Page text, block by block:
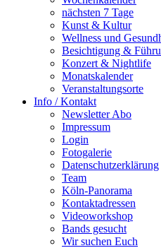
nächsten 7 Tage
Kunst & Kultur
Wellness und
Besichtigung &
Konzert & Nightlife
Monatskalender
Veranstaltungsorte
Info / Kontakt
Newsletter Abo
Impressum
Login
Fotogalerie
Datenschutzerklärung
Team
Köln-Panorama
Kontaktadressen
Videoworkshop
Bands gesucht
Wir suchen Euch